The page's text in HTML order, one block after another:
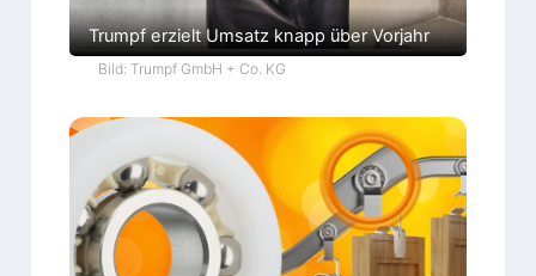
Trumpf erzielt Umsatz knapp über Vorjahr
Bild: Trumpf GmbH + Co. KG